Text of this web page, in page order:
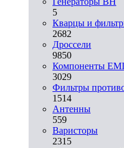
5
Кварцы и
2682
Дроссели
9850
Компоненты
3029
Фильтры
1514
Антенны
559
Варисторы
2315